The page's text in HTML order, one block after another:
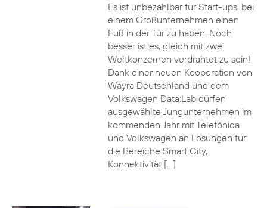
Es ist unbezahlbar für Start-ups, bei
einem Großunternehmen einen
Fuß in der Tür zu haben. Noch
besser ist es, gleich mit zwei
Weltkonzernen verdrahtet zu sein!
Dank einer neuen Kooperation von
Wayra Deutschland und dem
Volkswagen Data:Lab dürfen
ausgewählte Jungunternehmen im
kommenden Jahr mit Telefónica
und Volkswagen an Lösungen für
die Bereiche Smart City,
Konnektivität […]